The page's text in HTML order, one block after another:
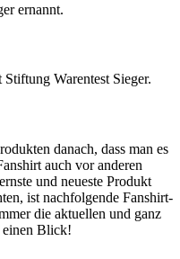
ernannt.
Warentest Sieger.
danach, dass man es
auch vor anderen
und neueste Produkt
ist nachfolgende Fanshirt-
die aktuellen und ganz
einen Blick!